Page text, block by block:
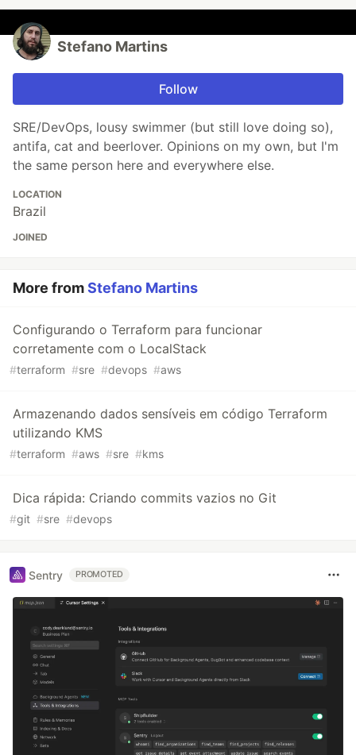
Stefano Martins
Follow
SRE/DevOps, lousy swimmer (but still love doing so),
antifa, cat and beerlover. Opinions on my own, but I'm
the same person here and everywhere else.
LOCATION
Brazil
JOINED
More fromStefano Martins
Configurando o Terraform para funcionar
corretamente com o LocalStack
#terraform #sre #devops #aws
Armazenando dados sensíveis em código Terraform
utilizando KMS
#terraform #aws #sre #kms
Dica rápida: Criando commits vazios no Git
#git #sre #devops
Sentry PROMOTED